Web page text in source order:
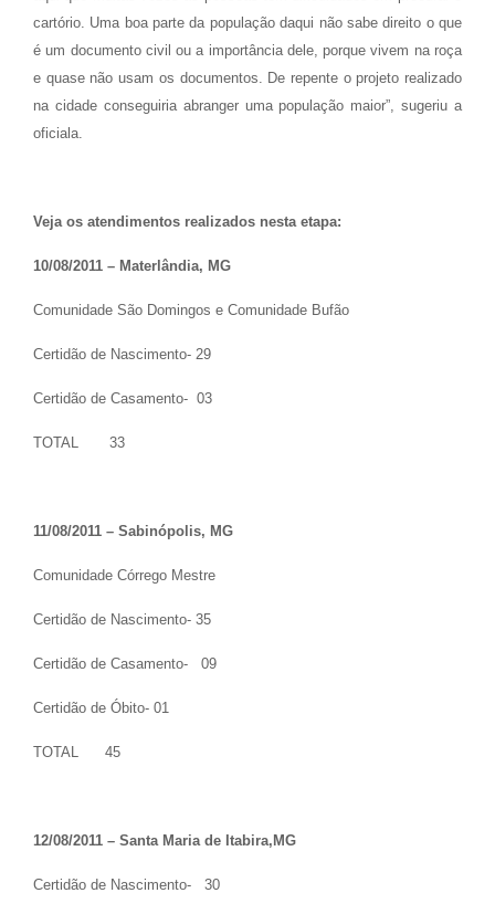
cartório. Uma boa parte da população daqui não sabe direito o que
é um documento civil ou a importância dele, porque vivem na roça
e quase não usam os documentos. De repente o projeto realizado
na cidade conseguiria abranger uma população maior”, sugeriu a
oficiala.
Veja os atendimentos realizados nesta etapa:
10/08/2011 – Materlândia, MG
Comunidade São Domingos e Comunidade Bufão
Certidão de Nascimento- 29
Certidão de Casamento- 03
TOTAL 33
11/08/2011 – Sabinópolis, MG
Comunidade Córrego Mestre
Certidão de Nascimento- 35
Certidão de Casamento- 09
Certidão de Óbito- 01
TOTAL 45
12/08/2011 – Santa Maria de Itabira,MG
Certidão de Nascimento- 30